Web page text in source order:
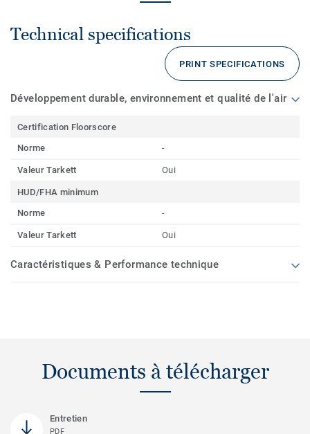
Technical specifications
PRINT SPECIFICATIONS
Développement durable, environnement et qualité de l'air
Certification Floorscore
Norme
-
Valeur Tarkett Oui
HUD/FHA minimum
Norme
-
Valeur Tarkett Oui
Caractéristiques & Performance technique
Documents à télécharger
Entretien
PDF